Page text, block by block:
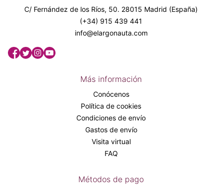
C/ Fernández de los Ríos, 50. 28015 Madrid (España)
(+34) 915 439 441
info@elargonauta.com
Más información
Conócenos
Política de cookies
Condiciones de envío
Gastos de envío
Visita virtual
FAQ
Métodos de pago